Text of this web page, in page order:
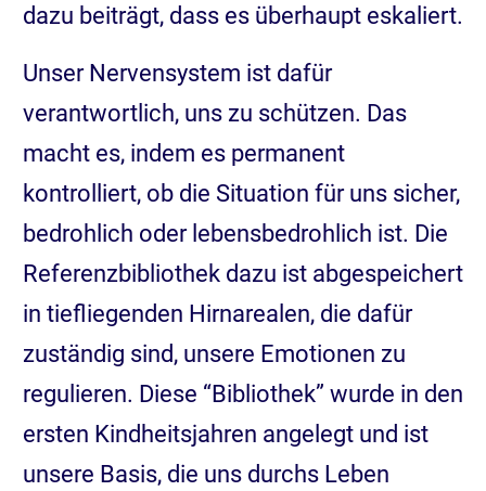
dazu beiträgt, dass es überhaupt eskaliert.
Unser Nervensystem ist dafür
verantwortlich, uns zu schützen. Das
macht es, indem es permanent
kontrolliert, ob die Situation für uns sicher,
bedrohlich oder lebensbedrohlich ist. Die
Referenzbibliothek dazu ist abgespeichert
in tiefliegenden Hirnarealen, die dafür
zuständig sind, unsere Emotionen zu
regulieren. Diese “Bibliothek” wurde in den
ersten Kindheitsjahren angelegt und ist
unsere Basis, die uns durchs Leben